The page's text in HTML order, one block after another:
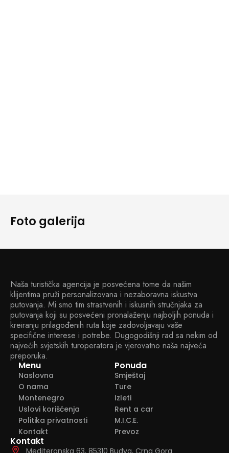
Foto galerija
Naša turistička agencija je posvećena tome da našim
klijentima pruži personalizovana i nezaboravna iskustva
putovanja. Mi smo tim strastvenih i iskusnih stručnjaka za
putovanja koji su posvećeni pronalaženju najboljih ponuda i
kreiranju prilagođenih ruta koje zadovoljavaju vaše
specifične interese i potrebe. Dugogodišnji rad sa nekim od
najvećih svjetskih turoperatora je vjerovatno naša najveća
preporuka.
Menu
Naslovna
O nama
Montenegro
Uslovi korišćenja
Politika privatnosti
Kontakt
Ponuda
Smještaj
Ture
Izleti
Rent a car
M.I.C.E.
Prevoz
Kontakt
Mediteranska 63, 85310 Budva, Crna Gora